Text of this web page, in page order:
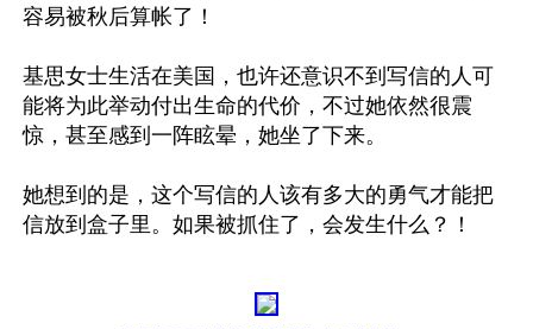
容易被秋后算帐了！
基思女士生活在美国，也许还意识不到写信的人可
能将为此举动付出生命的代价，不过她依然很震
惊，甚至感到一阵眩晕，她坐了下来。
她想到的是，这个写信的人该有多大的勇气才能把
信放到盒子里。如果被抓住了，会发生什么？！